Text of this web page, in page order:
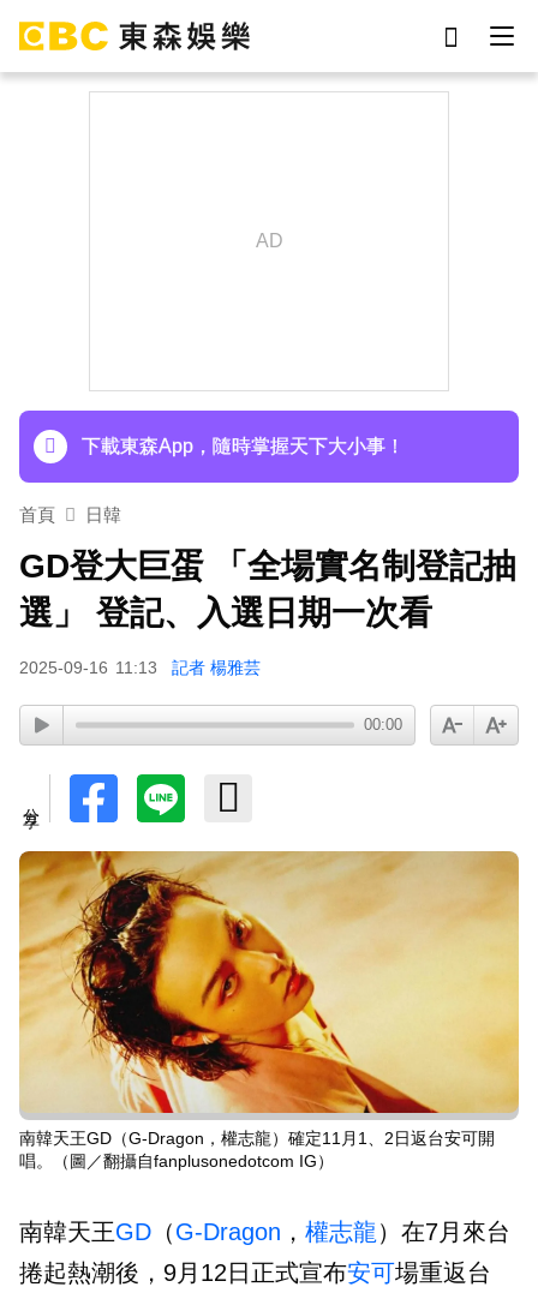
下載東森App，隨時掌握天下大小事！
首頁 日韓
GD登大巨蛋 「全場實名制登記抽
選」 登記、入選日期一次看
2025-09-16 11:13 記者 楊雅芸
00:00
南韓天王GD（G-Dragon，權志龍）確定11月1、2日返台安可開
唱。（圖／翻攝自fanplusonedotcom IG）
南韓天王GD （G-Dragon ， 權志龍 ）在7月來台
捲起熱潮後，9月12日正式宣布安可場重返台